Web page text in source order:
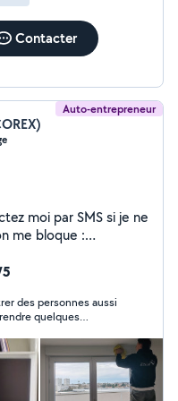
Contacter
Auto-entrepreneur
me bloque :
dynamique et
la portée de vos
besoins domestiques
et
des personnes aussi
quelques
poli,
impressionnante. Dès
le travail bien fait. Le
moindres détails.